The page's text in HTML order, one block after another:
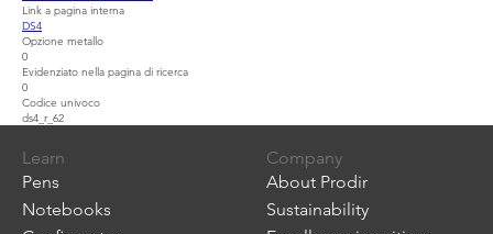
Link a pagina interna
DS4
Opzione metallo
0
Evidenziato nella pagina di ricerca
0
Codice univoco
ds4_r_62
Learn
Pens
Notebooks
Company
About Prodir
Sustainability